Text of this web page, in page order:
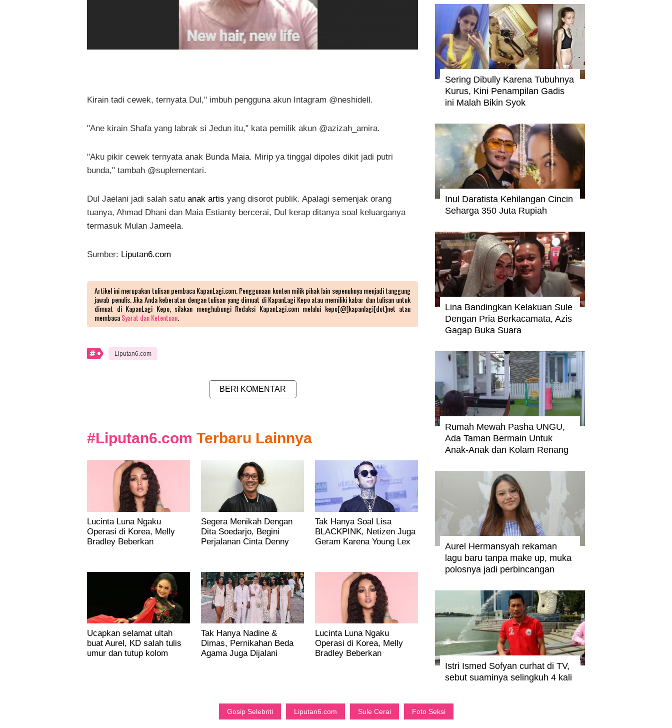
Kirain tadi cewek, ternyata Dul," imbuh pengguna akun Intagram @neshidell.
"Ane kirain Shafa yang labrak si Jedun itu," kata pemilik akun @azizah_amira.
"Aku pikir cewek ternyata anak Bunda Maia. Mirip ya tinggal dipoles dikit jadi putri
bunda," tambah @suplementari.
Dul Jaelani jadi salah satu anak artis yang disorot publik. Apalagi semenjak orang
tuanya, Ahmad Dhani dan Maia Estianty bercerai, Dul kerap ditanya soal keluarganya
termasuk Mulan Jameela.
Sumber: Liputan6.com
Artikel ini merupakan tulisan pembacaKapanLagi.com . Penggunaan konten milik pihak lain sepenuhnya menjadi tanggung
jawab penulis. Jika Anda keberatan dengan tulisan yang dimuat diKapanLagi Kepoatau memiliki kabar dan tulisan untuk
dimuat di KapanLagi Kepo, silakan menghubungi Redaksi KapanLagi.com melalui kepo[@]kapanlagi[dot]net atau
membacaSyarat dan Ketentuan
Liputan6.com
BERI KOMENTAR
#Liputan6.com Terbaru Lainnya
Lucinta Luna Ngaku
Operasi di Korea, Melly
Bradley Beberkan
Segera Menikah Dengan
Dita Soedarjo, Begini
Perjalanan Cinta Denny
Tak Hanya Soal Lisa
BLACKPINK, Netizen Juga
Geram Karena Young Lex
Ucapkan selamat ultah
buat Aurel, KD salah tulis
umur dan tutup kolom
Tak Hanya Nadine &
Dimas, Pernikahan Beda
Agama Juga Dijalani
Lucinta Luna Ngaku
Operasi di Korea, Melly
Bradley Beberkan
Sering Dibully Karena Tubuhnya
Kurus, Kini Penampilan Gadis
ini Malah Bikin Syok
Inul Daratista Kehilangan Cincin
Seharga 350 Juta Rupiah
Lina Bandingkan Kelakuan Sule
Dengan Pria Berkacamata, Azis
Gagap Buka Suara
Rumah Mewah Pasha UNGU,
Ada Taman Bermain Untuk
Anak-Anak dan Kolam Renang
Aurel Hermansyah rekaman
lagu baru tanpa make up, muka
polosnya jadi perbincangan
Istri Ismed Sofyan curhat di TV,
sebut suaminya selingkuh 4 kali
Gosip Selebriti Liputan6.com Sule Cerai Foto Seksi